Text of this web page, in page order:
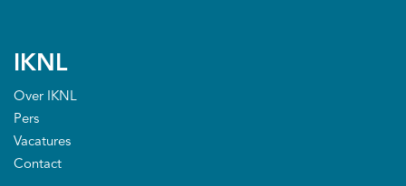
IKNL
Over IKNL
Pers
Vacatures
Contact